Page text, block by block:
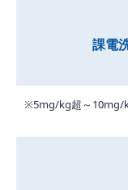
課電
※5mg/kg超～10mg/